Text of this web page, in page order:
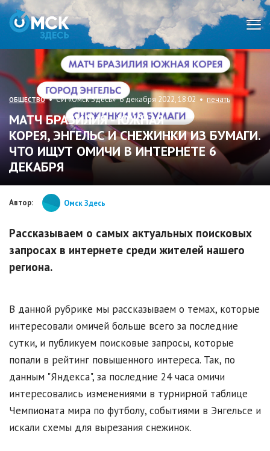
ОБЩЕСТВО• СИ «Омск Здесь» 6 декабря 2022, 18:02 • печать
МАТЧ БРАЗИЛИЯ - ЮЖНАЯ
КОРЕЯ, ЭНГЕЛЬС И СНЕЖИНКИ ИЗ БУМАГИ.
ЧТО ИЩУТ ОМИЧИ В ИНТЕРНЕТЕ 6
ДЕКАБРЯ
Автор: Омск Здесь
Рассказываем о самых актуальных поисковых
запросах в интернете среди жителей нашего
региона.
В данной рубрике мы рассказываем о темах, которые
интересовали омичей больше всего за последние
сутки, и публикуем поисковые запросы, которые
попали в рейтинг повышенного интереса. Так, по
данным "Яндекса", за последние 24 часа омичи
интересовались изменениями в турнирной таблице
Чемпионата мира по футболу, событиями в Энгельсе и
искали схемы для вырезания снежинок.